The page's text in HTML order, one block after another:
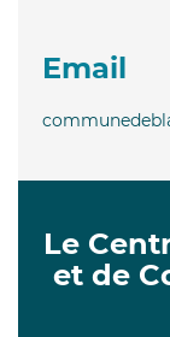
Email
Le
et de